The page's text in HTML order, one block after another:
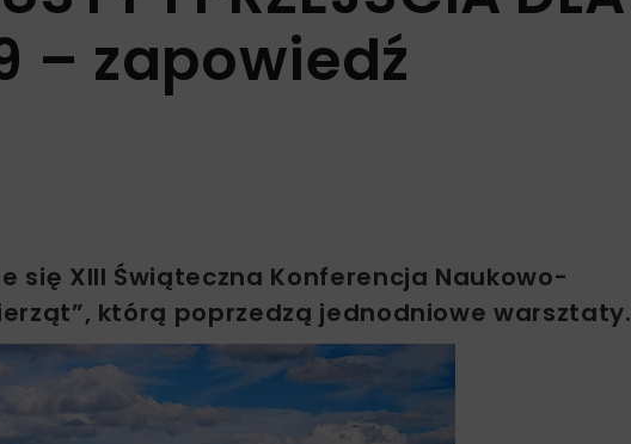
– zapowiedź
się XIII Świąteczna Konferencja Naukowo-
którą poprzedzą jednodniowe warsztaty.